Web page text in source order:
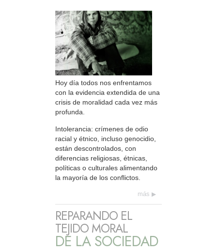
Hoy día todos nos enfrentamos
con la evidencia extendida de una
crisis de moralidad cada vez más
profunda.
Intolerancia: crímenes de odio
racial y étnico, incluso genocidio,
están descontrolados, con
diferencias religiosas, étnicas,
políticas o culturales alimentando
la mayoría de los conflictos.
más
REPARANDO EL
TEJIDO MORAL
DE LA SOCIEDAD